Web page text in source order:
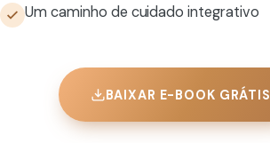
Um caminho de cuidado integrativo
BAIXAR E-BOOK GRÁTIS